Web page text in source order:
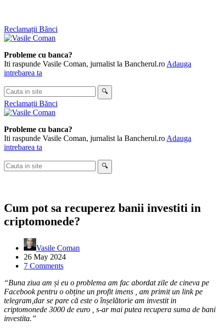
Skip
to
Reclamații Bănci
Probleme cu banca?
Iti raspunde Vasile Coman, jurnalist la Bancherul.ro Adauga
intrebarea ta
Cauta
in
site
🔍
Reclamații Bănci
Probleme cu banca?
Iti raspunde Vasile Coman, jurnalist la Bancherul.ro Adauga
intrebarea ta
Cauta
in
🔍
Cum pot sa recuperez banii investiti in
criptomonede?
Vasile Coman
26 May 2024
7 Comments
“Buna ziua am și eu o problema am fac abordat zile de cineva pe
Facebook pentru o obține un profit imens , am primit un link pe
telegram,dar se pare că este o înșelătorie am investit in
criptomonede 3000 de euro , s-ar mai putea recupera suma de bani
investita.”